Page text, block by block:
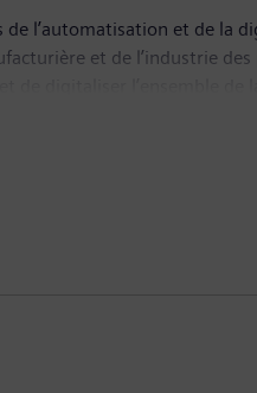
l’automatisation et de la
et de l’industrie
de nouvelles